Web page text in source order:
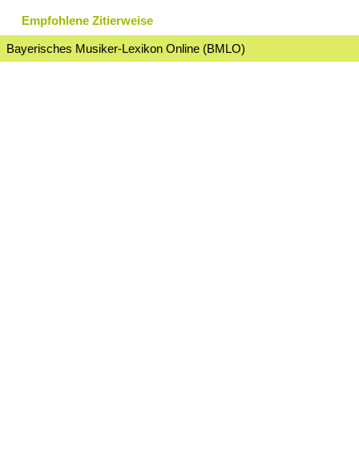
Empfohlene Zitierweise
Bayerisches Musiker-Lexikon Online (BMLO)